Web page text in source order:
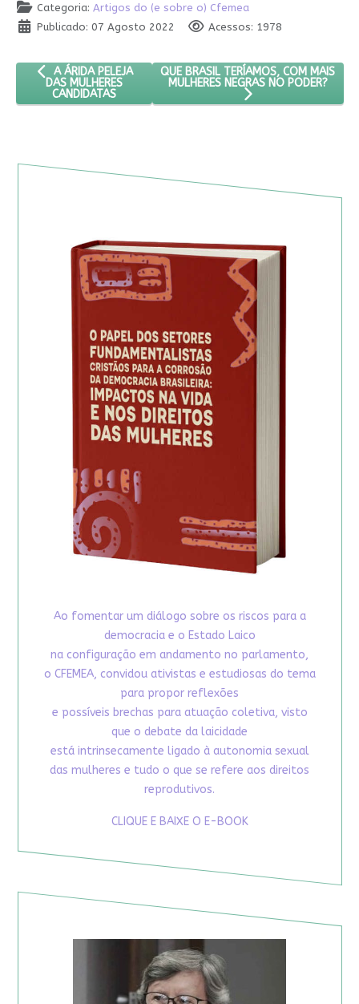
Categoria: Artigos do (e sobre o) Cfemea
Publicado: 07 Agosto 2022
Acessos: 1978
ARTIGO ANTERIOR: A ÁRIDA PELEJA DAS MULHERES
A ÁRIDA PELEJA
DAS MULHERES
CANDIDATAS
PRÓXIMO ARTIGO: QUE BRASIL
QUE BRASIL TERÍAMOS, COM MAIS
MULHERES NEGRAS NO PODER?
Ao fomentar um diálogo sobre os riscos para a
democracia e o Estado Laico
na configuração em andamento no parlamento,
o CFEMEA, convidou ativistas e estudiosas do tema
para propor reflexões
e possíveis brechas para atuação coletiva, visto
que o debate da laicidade
está intrinsecamente ligado à autonomia sexual
das mulheres e tudo o que se refere aos direitos
reprodutivos.
CLIQUE E BAIXE O E-BOOK